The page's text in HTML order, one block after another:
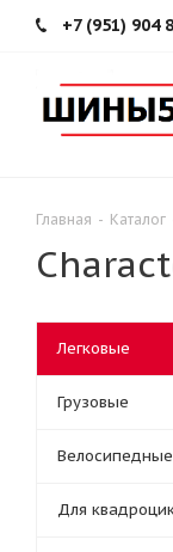
+7 (951) 904
Главная - Каталог
Легковые
Грузовые
Велосипедные
Для